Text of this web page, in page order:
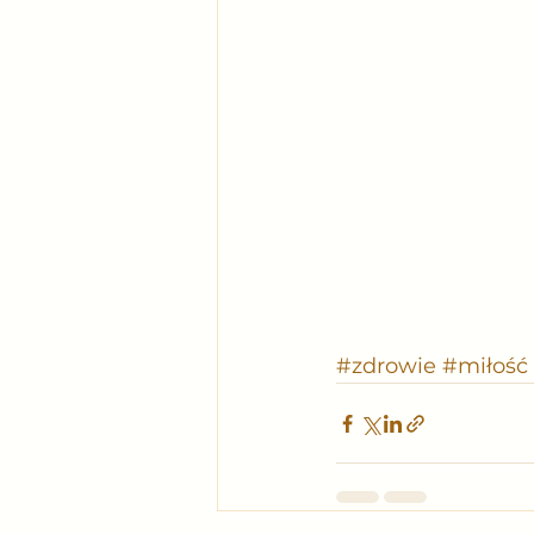
#zdrowie #miłość